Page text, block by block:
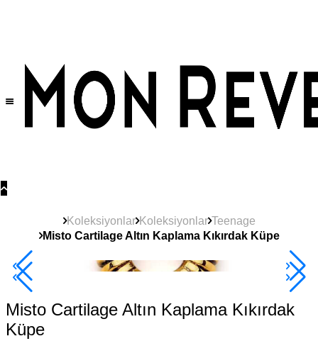
Koleksiyonlar Koleksiyonlar Teenage
Misto Cartilage Altın Kaplama Kıkırdak Küpe
Yeni Ürün
Misto Cartilage Altın Kaplama Kıkırdak
Küpe